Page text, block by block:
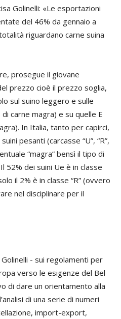
Golinelli: «Le esportazioni
del 46% da gennaio a
riguardano carne suina
prosegue il giovane
prezzo cioè il prezzo soglia,
sul suino leggero e sulle
carne magra) e su quelle E
In Italia, tanto per capirci,
pesanti (carcasse “U”, “R”,
“magra” bensì il tipo di
52% dei suini Ue è in classe
il 2% è in classe “R” (ovvero
nel disciplinare per il
- sui regolamenti per
verso le esigenze del Bel
di dare un orientamento alla
di una serie di numeri
import-export,